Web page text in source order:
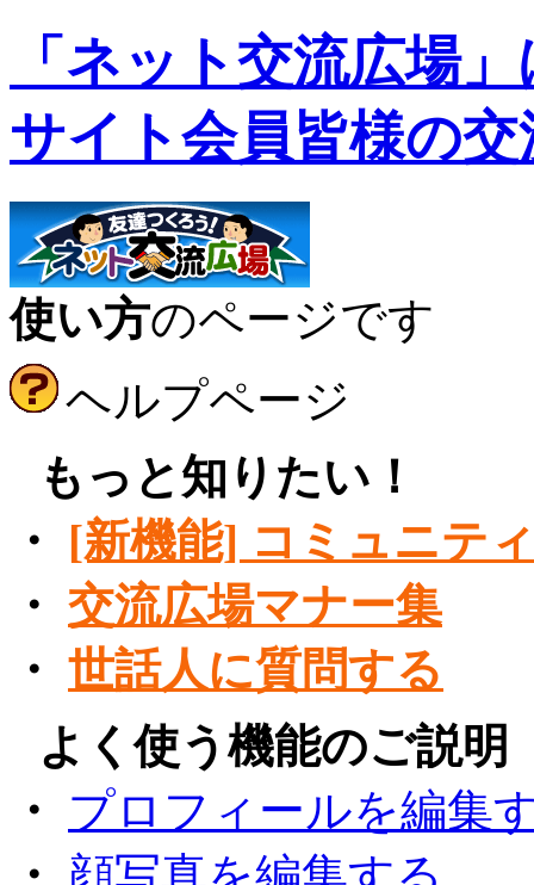
「ネット交流広場
サイト会員皆様の
使い方のページです
ヘルプページ
もっと知りたい！
・
[新機能] コミュニテ
・ 交流広場マナー集
・ 世話人に質問する
よく使う機能のご説明
・
プロフィールを編集
・
顔写真を編集する